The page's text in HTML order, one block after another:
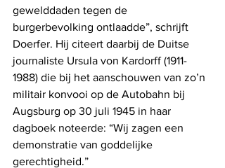
gewelddaden tegen de
burgerbevolking ontlaadde”, schrijft
Doerfer. Hij citeert daarbij de Duitse
journaliste Ursula von Kardorff (1911-
1988) die bij het aanschouwen van zo’n
militair konvooi op de Autobahn bij
Augsburg op 30 juli 1945 in haar
dagboek noteerde: “Wij zagen een
demonstratie van goddelijke
gerechtigheid.”